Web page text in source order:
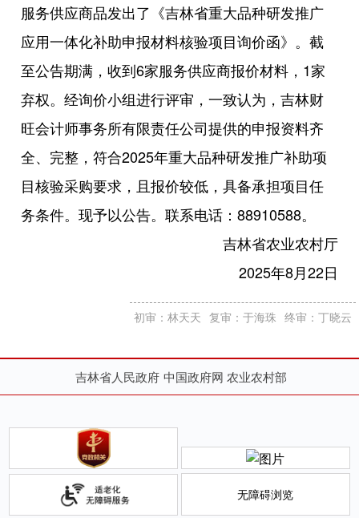
服务供应商品发出了《吉林省重大品种研发推广
应用一体化补助申报材料核验项目询价函》。截
至公告期满，收到6家服务供应商报价材料，1家
弃权。经询价小组进行评审，一致认为，吉林财
旺会计师事务所有限责任公司提供的申报资料齐
全、完整，符合2025年重大品种研发推广补助项
目核验采购要求，且报价较低，具备承担项目任
务条件。现予以公告。联系电话：88910588。
吉林省农业农村厅
2025年8月22日
初审：林天天 复审：于海珠 终审：丁晓云
吉林省人民政府 中国政府网 农业农村部
无障碍浏览